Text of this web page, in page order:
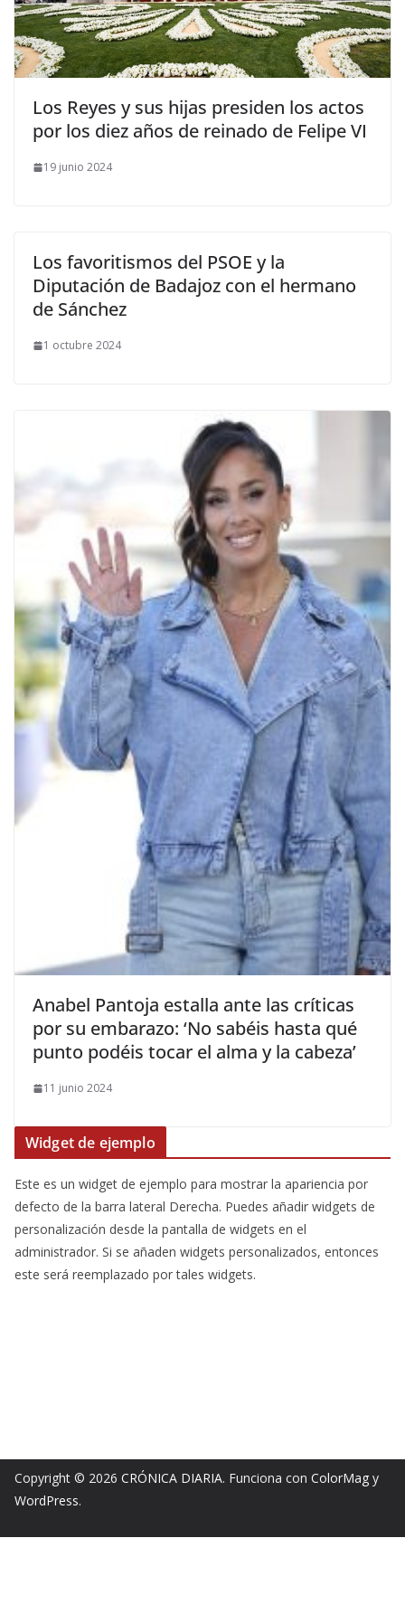
​Los Reyes y sus hijas presiden los actos
por los diez años de reinado de Felipe VI
19 junio 2024
Los favoritismos del PSOE y la
Diputación de Badajoz con el hermano
de Sánchez
1 octubre 2024
​Anabel Pantoja estalla ante las críticas
por su embarazo: ‘No sabéis hasta qué
punto podéis tocar el alma y la cabeza’
11 junio 2024
Widget de ejemplo
Este es un widget de ejemplo para mostrar la apariencia por
defecto de la barra lateral Derecha. Puedes añadir widgets de
personalización desde la pantalla de widgets en el
administrador. Si se añaden widgets personalizados, entonces
este será reemplazado por tales widgets.
Copyright © 2026 CRÓNICA DIARIA. Funciona con ColorMag y
WordPress.